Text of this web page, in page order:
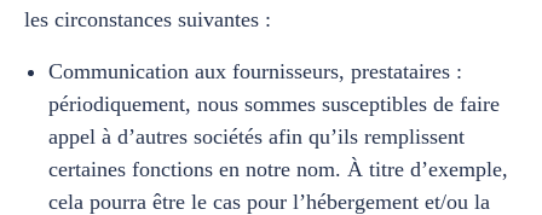
les circonstances suivantes :
Communication aux fournisseurs, prestataires :
périodiquement, nous sommes susceptibles de faire
appel à d’autres sociétés afin qu’ils remplissent
certaines fonctions en notre nom. À titre d’exemple,
cela pourra être le cas pour l’hébergement et/ou la